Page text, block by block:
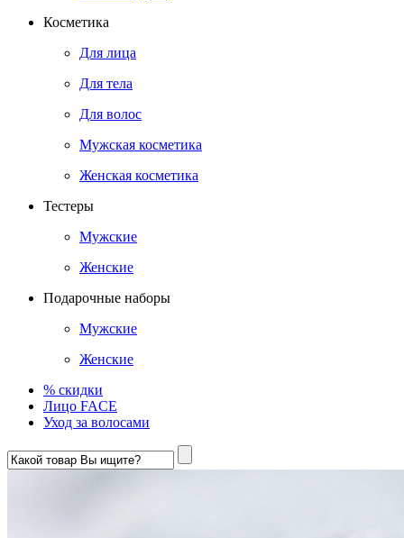
Косметика
Для лица
Для тела
Для волос
Мужская косметика
Женская косметика
Тестеры
Мужские
Женские
Подарочные наборы
Мужские
Женские
% скидки
Лицо FACE
Уход за волосами